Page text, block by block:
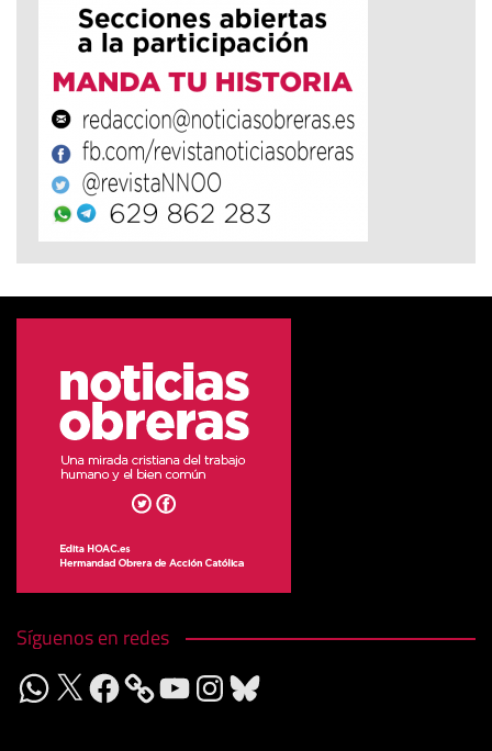
Síguenos en redes
WhatsApp
X Facebook YouTubeInstagram
Bluesky